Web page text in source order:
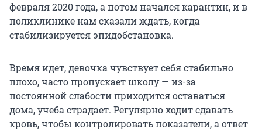
февраля 2020 года, а потом начался карантин, и в
поликлинике нам сказали ждать, когда
стабилизируется эпидобстановка.
Время идет, девочка чувствует себя стабильно
плохо, часто пропускает школу — из-за
постоянной слабости приходится оставаться
дома, учеба страдает. Регулярно ходит сдавать
кровь, чтобы контролировать показатели, а ответ